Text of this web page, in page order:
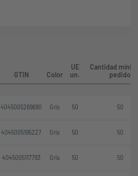
GTIN Color
UE
un.
Cantidad
pedido
4045005269690 Gris 50 50
4045005195227 Gris 50 50
4045005117793 Gris 50 50